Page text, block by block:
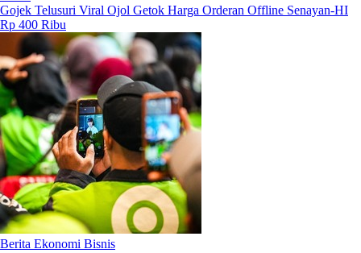
Gojek Telusuri Viral Ojol Getok Harga Orderan Offline Senayan-HI
Rp 400 Ribu
Berita Ekonomi Bisnis